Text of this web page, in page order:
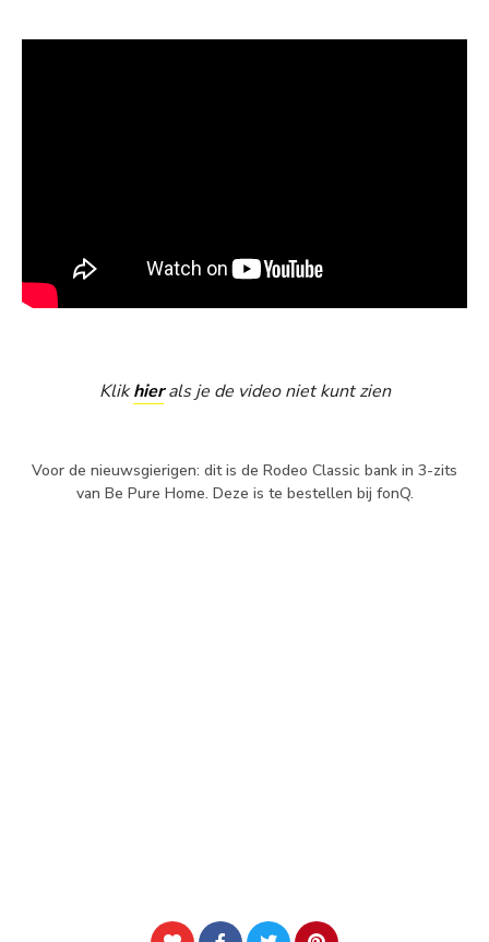
Klikhierals je de video niet kunt zien
Voor de nieuwsgierigen: dit is de Rodeo Classic bank in 3-zits
van Be Pure Home. Deze is te bestellen bij fonQ.